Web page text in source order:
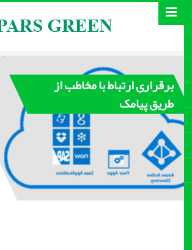
برقراری ارتباط با مخاطب از
طریق پیامک